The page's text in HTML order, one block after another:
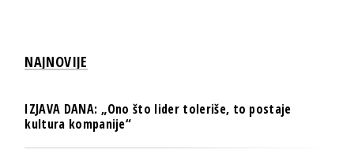
NAJNOVIJE
IZJAVA DANA: „Ono što lider toleriše, to postaje
kultura kompanije“